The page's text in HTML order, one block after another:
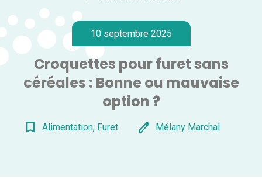
10 septembre 2025
Croquettes pour furet sans
céréales : Bonne ou mauvaise
option ?
bookmark_border Alimentation, Furet edit Mélany Marchal